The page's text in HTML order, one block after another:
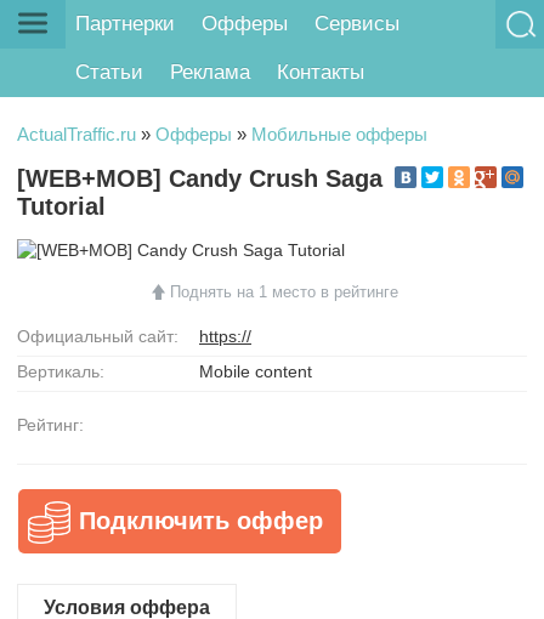
Партнерки Офферы Сервисы
Статьи Реклама Контакты
ActualTraffic.ru » Офферы » Мобильные офферы
[WEB+MOB] Candy Crush Saga
Tutorial
Поднять на 1 место в рейтинге
Официальный сайт:
https://
Вертикаль:
Mobile content
Рейтинг:
Подключить оффер
Условия оффера